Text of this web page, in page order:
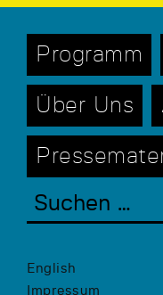
Programm
Über Uns
English
Impressum